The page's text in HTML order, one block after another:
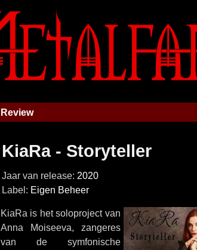
Review
KiaRa - Storyteller
Jaar van release: 2020
Label: Eigen Beheer
KiaRa is het soloproject van
Anna Moiseeva, zangeres
van de symfonische